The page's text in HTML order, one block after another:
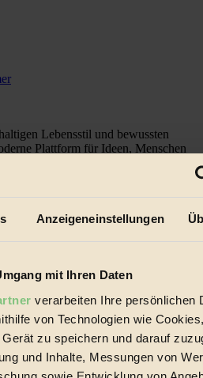
Anzeigeneinstellungen
mit Ihren Daten
verarbeiten Ihre persönlichen
von Technologien wie
zu speichern und darauf
und Inhalte, Messungen von
Lebensstil und bewussten
Plattform für Ideen, Menschen
schnell wachsenden Markt des